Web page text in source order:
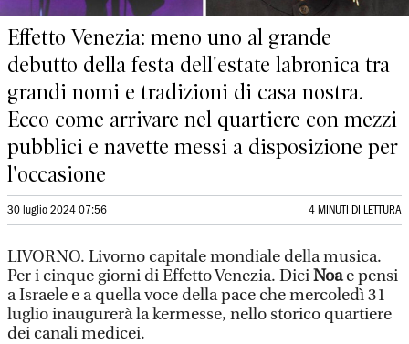
Effetto Venezia: meno uno al grande
debutto della festa dell'estate labronica tra
grandi nomi e tradizioni di casa nostra.
Ecco come arrivare nel quartiere con mezzi
pubblici e navette messi a disposizione per
l'occasione
30 luglio 2024 07:56 4 MINUTI DI LETTURA
LIVORNO. Livorno capitale mondiale della musica.
Per i cinque giorni di Effetto Venezia. DiciNoae pensi
a Israele e a quella voce della pace che mercoledì 31
luglio inaugurerà la kermesse, nello storico quartiere
dei canali medicei.